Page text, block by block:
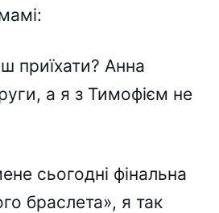
Анна
а я з Тимофієм не
сьогодні фінальна
браслета», я так